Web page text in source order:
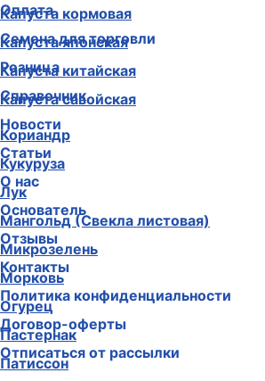
Капуста кормовая
Капуста японская
Капуста китайская
Капуста савойская
Кориандр
Кукуруза
Лук
Мангольд (Свекла листовая)
Микрозелень
Морковь
Огурец
Пастернак
Патиссон
Оплата
Семена для торговли
Розница
Справочник
Новости
Статьи
О нас
Основатель
Отзывы
Контакты
Политика конфиденциальности
Договор-оферты
Отписаться от рассылки